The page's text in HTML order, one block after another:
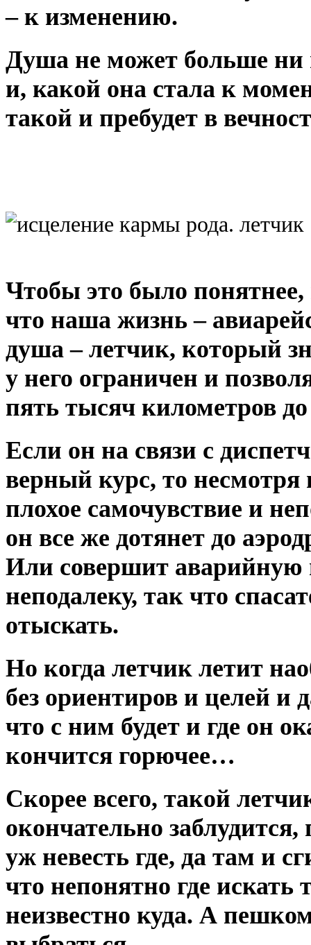
– к изменению.
Душа не может больше ни
и, какой она стала к
такой и пребудет в
Чтобы это было
что наша жизнь –
душа – летчик, который
у него ограничен и
пять тысяч километров
Если он на связи с
верный курс, то несмотря
плохое самочувствие и
он все же дотянет до
Или совершит аварийную
неподалеку, так что
отыскать.
Но когда летчик летит
без ориентиров и целей и
что с ним будет и где он
кончится горючее…
Скорее всего, такой
окончательно
уж невесть где, да там и
что непонятно где искать
неизвестно куда. А